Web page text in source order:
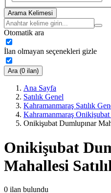
Arama Kelimesi
Otomatik ara
İlan olmayan seçenekleri gizle
Ara (0 ilan)
Ana Sayfa
Satılık Genel
Kahramanmaraş Satılık
Kahramanmaraş Onikişubat
Onikişubat Dumlupınar
Onikişubat
Mahallesi
0 ilan bulundu